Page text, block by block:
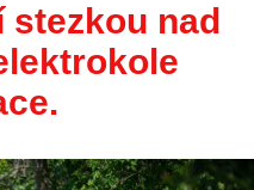
stezkou nad